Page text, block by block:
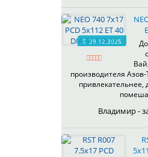
408
410
411
414
417
423
426
72,6
73,1
74,1
75.1
78.1
98
98,1
SL
W
WB
WD
29.12.2025
производителя
привлекательнее,
Владимир -